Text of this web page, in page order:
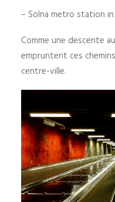
– Solna metro station
Comme une descente
empruntent ces
centre-ville.